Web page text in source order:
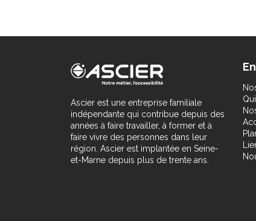
Ascier est une entreprise familiale
indépendante qui contribue depuis des
années à faire travailler, à former et à
faire vivre des personnes dans leur
région. Ascier est implantée en Seine-
et-Marne depuis plus de trente ans.